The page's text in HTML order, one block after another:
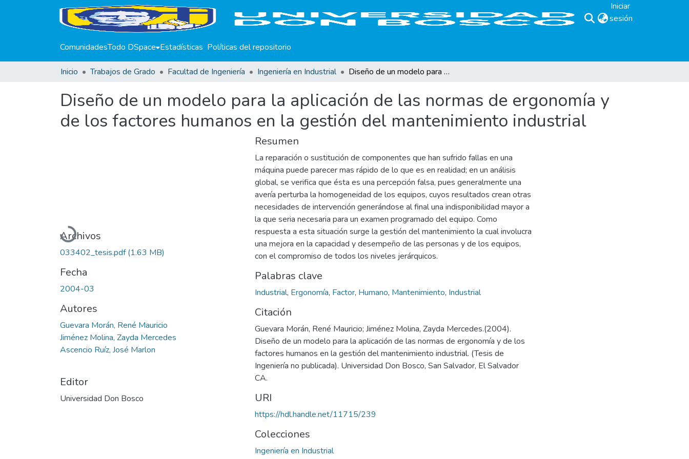
Iniciar
sesión
ComunidadesTodo DSpace Estadísticas Políticas del repositorio
Inicio Trabajos de Grado Facultad de Ingeniería Ingeniería en Industrial Diseño de un modelo para la aplicación de las normas de ergonomía y de los factores humanos en la gestión del mantenimiento industrial
Diseño de un modelo para la aplicación de las normas de ergonomía y
de los factores humanos en la gestión del mantenimiento industrial
Cargando...
Archivos
033402_tesis.pdf(1.63 MB)
Fecha
2004-03
Autores
Guevara Morán, René Mauricio
Jiménez Molina, Zayda Mercedes
Ascencio Ruíz, José Marlon
Editor
Universidad Don Bosco
Resumen
La reparación o sustitución de componentes que han sufrido fallas en una
máquina puede parecer mas rápido de lo que es en realidad; en un análisis
global, se verifica que ésta es una percepción falsa, pues generalmente una
avería perturba la homogeneidad de los equipos, cuyos resultados crean otras
necesidades de intervención generándose al final una indisponibilidad mayor a
la que seria necesaria para un examen programado del equipo. Como
respuesta a esta situación surge la gestión del mantenimiento la cual involucra
una mejora en la capacidad y desempeño de las personas y de los equipos,
con el compromiso de todos los niveles jerárquicos.
Palabras clave
Industrial, Ergonomía, Factor, Humano, Mantenimiento, Industrial
Citación
Guevara Morán, René Mauricio; Jiménez Molina, Zayda Mercedes.(2004).
Diseño de un modelo para la aplicación de las normas de ergonomía y de los
factores humanos en la gestión del mantenimiento industrial. (Tesis de
Ingeniería no publicada). Universidad Don Bosco, San Salvador, El Salvador
CA.
URI
https://hdl.handle.net/11715/239
Colecciones
Ingeniería en Industrial